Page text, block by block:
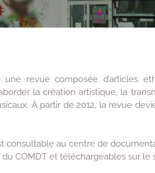
revue composée d’articles
la création artistique, la
À partir de 2012, la revue
consultable au centre de
COMDT et téléchargeables sur le